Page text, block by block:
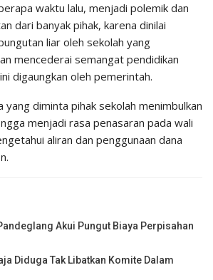
waktu lalu, menjadi polemik dan
dari banyak pihak, karena dinilai
liar oleh sekolah yang
mencederai semangat pendidikan
digaungkan oleh pemerintah.
yang diminta pihak sekolah menimbulkan
menjadi rasa penasaran pada wali
aliran dan penggunaan dana
Akui Pungut Biaya Perpisahan
Diduga Tak Libatkan Komite Dalam